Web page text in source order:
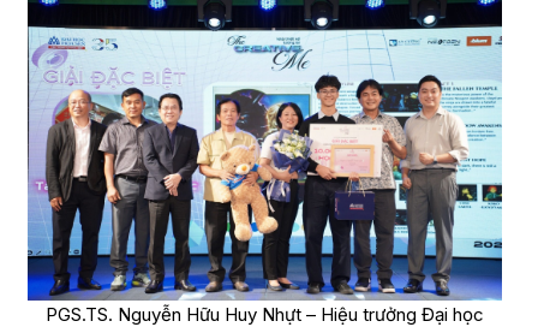
PGS.TS. Nguyễn Hữu Huy Nhựt – Hiệu trưởng Đại học